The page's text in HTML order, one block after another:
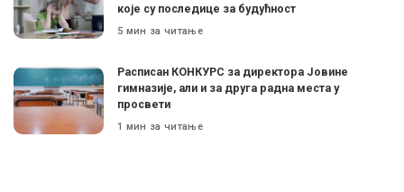
које су последице за будућност
5 мин за читање
Расписан КОНКУРС за директора Јовине
гимназије, али и за друга радна места у
просвети
1 мин за читање